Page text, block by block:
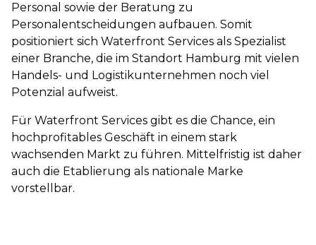
Personal sowie der Beratung zu
Personalentscheidungen aufbauen. Somit
positioniert sich Waterfront Services als Spezialist
einer Branche, die im Standort Hamburg mit vielen
Handels- und Logistikunternehmen noch viel
Potenzial aufweist.
Für Waterfront Services gibt es die Chance, ein
hochprofitables Geschäft in einem stark
wachsenden Markt zu führen. Mittelfristig ist daher
auch die Etablierung als nationale Marke
vorstellbar.